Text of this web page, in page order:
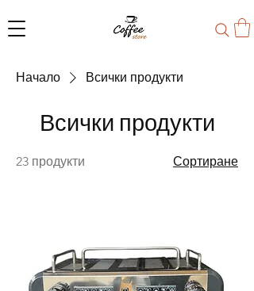
Начало Всички продукти
Всички продукти
23 продукти Сортиране